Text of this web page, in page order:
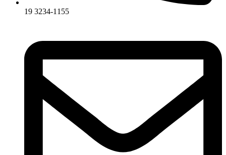
19 3234-1155